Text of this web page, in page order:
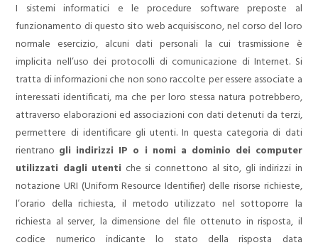
I sistemi informatici e le procedure software preposte al
funzionamento di questo sito web acquisiscono, nel corso del loro
normale esercizio, alcuni dati personali la cui trasmissione è
implicita nell’uso dei protocolli di comunicazione di Internet. Si
tratta di informazioni che non sono raccolte per essere associate a
interessati identificati, ma che per loro stessa natura potrebbero,
attraverso elaborazioni ed associazioni con dati detenuti da terzi,
permettere di identificare gli utenti.In questa categoria di dati
rientrano gli indirizzi IP o i nomi a dominio dei computer
utilizzati dagli utenti che si connettono al sito, gli indirizzi in
notazione URI (Uniform Resource Identifier) delle risorse richieste,
l’orario della richiesta, il metodo utilizzato nel sottoporre la
richiesta al server, la dimensione del file ottenuto in risposta, il
codice numerico indicante lo stato della risposta data